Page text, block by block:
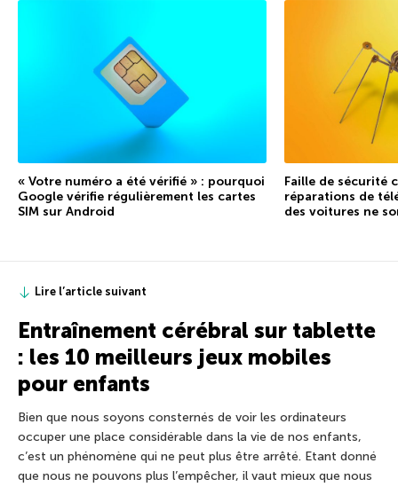
« Votre numéro a été vérifié » : pourquoi
Google vérifie régulièrement les cartes
SIM sur Android
Faille de sécurité
réparations de
des voitures ne
Lire l’article suivant
Entraînement cérébral sur tablette
: les 10 meilleurs jeux mobiles
pour enfants
Bien que nous soyons consternés de voir les ordinateurs
occuper une place considérable dans la vie de nos enfants,
c’est un phénomène qui ne peut plus être arrêté. Etant donné
que nous ne pouvons plus l’empêcher, il vaut mieux que nous